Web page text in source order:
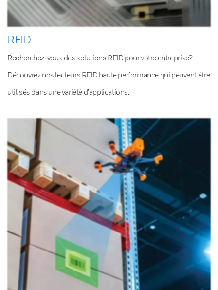
RFID
Recherchez-vous des solutions RFID pour votre entreprise?
Découvrez nos lecteurs RFID haute performance qui peuvent être
utilisés dans une variété d’applications.